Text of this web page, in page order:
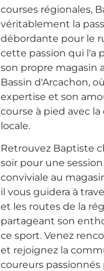
courses régionales,
véritablement la
débordante pour le
cette passion qui l'a
son propre magasin
Bassin d'Arcachon,
expertise et son
course à pied avec
locale.
Retrouvez Baptiste
soir pour une
conviviale au
il vous guidera à
et les routes de la
partageant son
ce sport. Venez
et rejoignez la
coureurs passionnés